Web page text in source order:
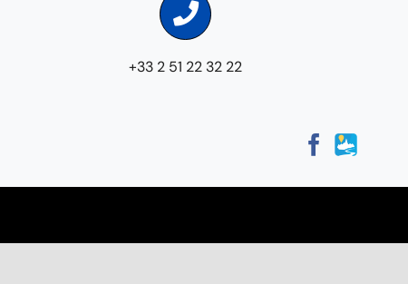
+33 2 51 22 32 22